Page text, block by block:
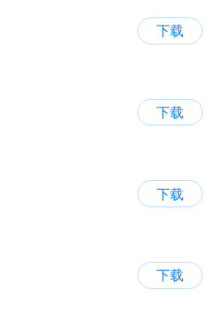
下载
下载
下载
下载